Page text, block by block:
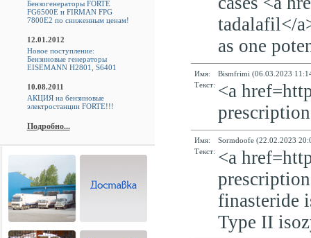
Бензогенераторы FORTE
FG6500E и FIRMAN FPG
7800E2 по сниженным ценам!
12.01.2012
Новое поступление:
Бензиновые генераторы
EISEMANN H2801, S6401
10.08.2011
АКЦИЯ на бензиновые
электростанции FORTE!!!
Подробно...
tadalafil</
as one
Имя:
Bismfrimi (06.03.2023
Текст: <a
Имя:
Sormdoofe (22.02.2023
Текст: <a
finasteride
Type II